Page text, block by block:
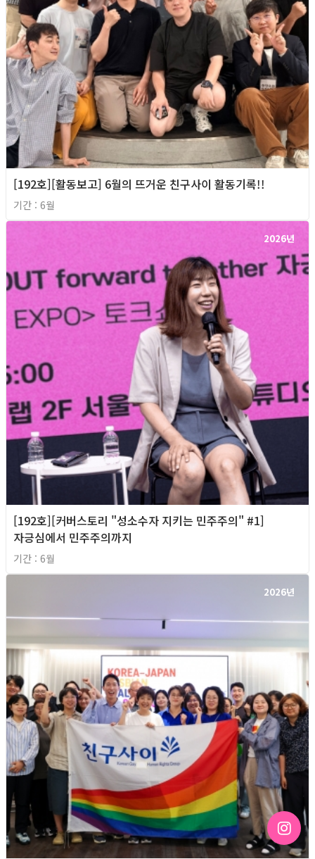
[192호][활동보고] 6월의 뜨거운 친구사이 활동기록!!
기간 : 6월
2026년
[192호][커버스토리 "성소수자 지키는 민주주의" #1]
자긍심에서 민주주의까지
기간 : 6월
2026년